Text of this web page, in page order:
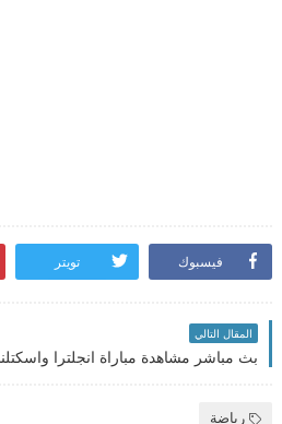
فيسبوك تويتر
المقال التالي
رياضة